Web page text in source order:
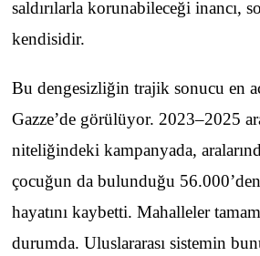
saldırılarla korunabileceği inancı,
kendisidir.
Bu dengesizliğin trajik sonucu en
Gazze’de görülüyor. 2023–2025
niteliğindeki kampanyada,
çocuğun da bulunduğu
hayatını kaybetti. Mahalleler
durumda. Uluslararası sistemin